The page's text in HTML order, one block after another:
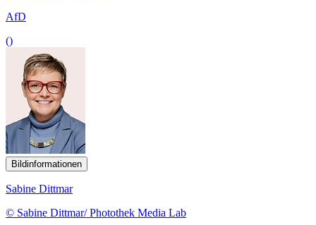
AfD
()
Bildinformationen
Sabine Dittmar
© Sabine Dittmar/ Photothek Media Lab